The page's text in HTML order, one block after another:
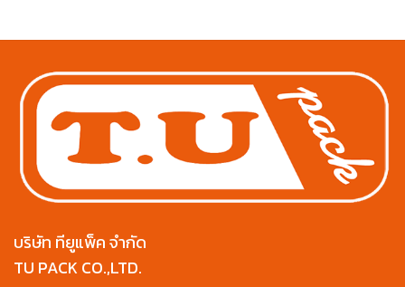
บริษัท ทียูแพ็ค จำกัด
TU PACK CO.,LTD.